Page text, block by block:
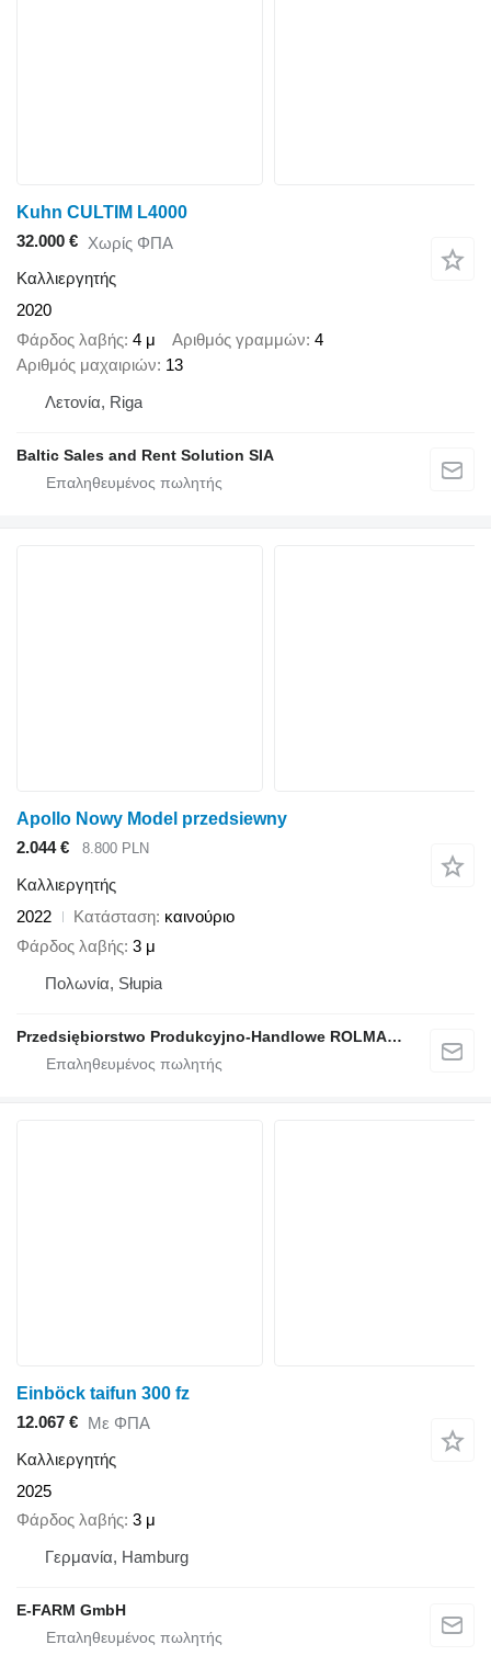
Kuhn CULTIM L4000
32.000 € Χωρίς ΦΠΑ
Καλλιεργητής
2020
Φάρδος λαβής 4 μ Αριθμός γραμμών 4
Αριθμός μαχαιριών 13
Λετονία, Riga
Baltic Sales and Rent Solution SIA
Apollo Nowy Model przedsiewny
2.044 €
8.800 PLN
Καλλιεργητής
2022
Κατάσταση καινούριο
Φάρδος λαβής 3 μ
Πολωνία, Słupia
Przedsiębiorstwo Produkcyjno-Handlowe ROLMAPOL Marcin Dziekan
Einböck taifun 300 fz
12.067 € Με ΦΠΑ
Καλλιεργητής
2025
Φάρδος λαβής 3 μ
Γερμανία, Hamburg
E-FARM GmbH